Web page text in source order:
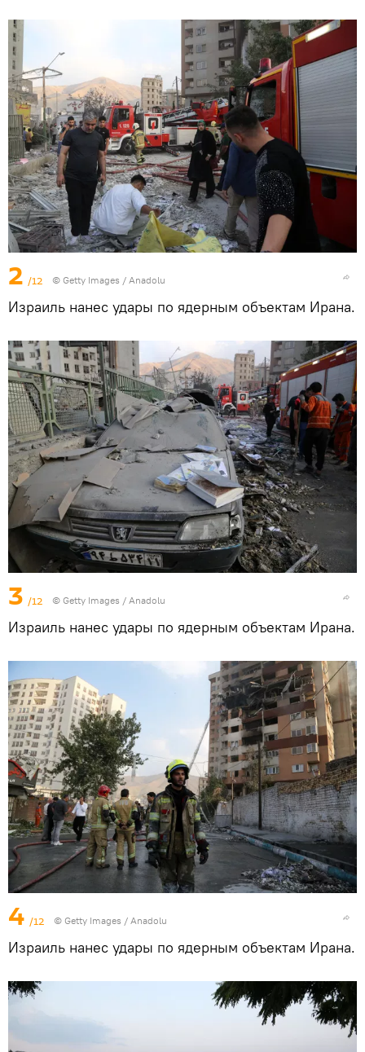
2 /12 © Getty Images / Anadolu
Израиль нанес удары по ядерным объектам Ирана.
3 /12 © Getty Images / Anadolu
Израиль нанес удары по ядерным объектам Ирана.
4 /12 © Getty Images / Anadolu
Израиль нанес удары по ядерным объектам Ирана.